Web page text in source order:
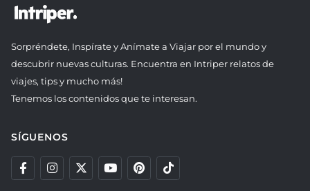
Sorpréndete, Inspírate y Anímate a Viajar por el mundo y
descubrir nuevas culturas. Encuentra en Intriper relatos de
viajes, tips y mucho más!
Tenemos los contenidos que te interesan.
SÍGUENOS